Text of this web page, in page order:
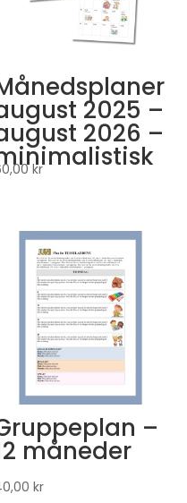
2025 –
2026 –
kr
–
måneder
kr